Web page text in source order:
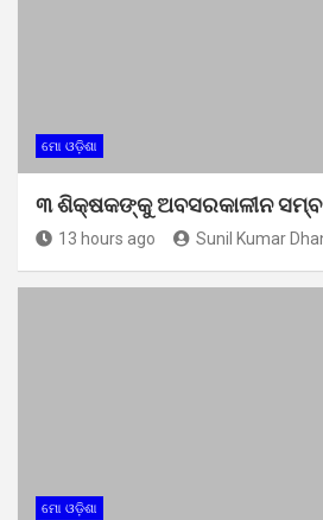
ମୋ ଓଡ଼ିଶା
୩ ଶିକ୍ଷକଙ୍କୁ ଅବସରକାଳୀନ
13 hours ago Sunil Kumar
ମୋ ଓଡ଼ିଶା